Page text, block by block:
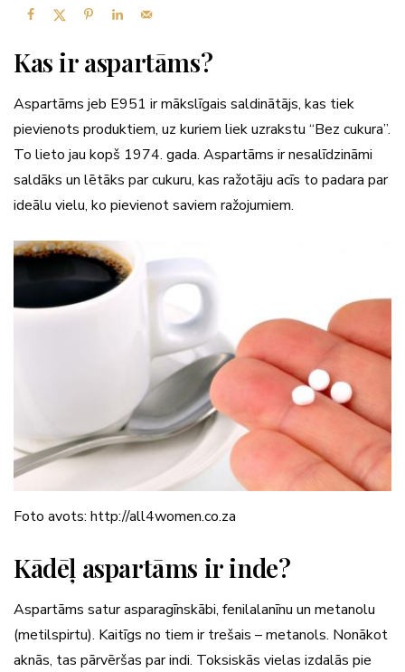
Kas ir aspartāms?
Aspartāms jeb E951 ir mākslīgais saldinātājs, kas tiek
pievienots produktiem, uz kuriem liek uzrakstu “Bez cukura”.
To lieto jau kopš 1974. gada. Aspartāms ir nesalīdzināmi
saldāks un lētāks par cukuru, kas ražotāju acīs to padara par
ideālu vielu, ko pievienot saviem ražojumiem.
Foto avots: http://all4women.co.za
Kādēļ aspartāms ir inde?
Aspartāms satur asparagīnskābi, fenilalanīnu un metanolu
(metilspirtu). Kaitīgs no tiem ir trešais – metanols. Nonākot
aknās, tas pārvēršas par indi. Toksiskās vielas izdalās pie